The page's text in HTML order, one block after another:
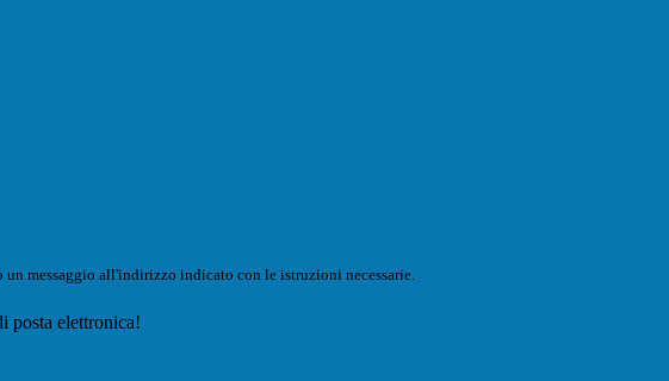
un messaggio all'indirizzo indicato con le istruzioni necessarie.
posta elettronica!